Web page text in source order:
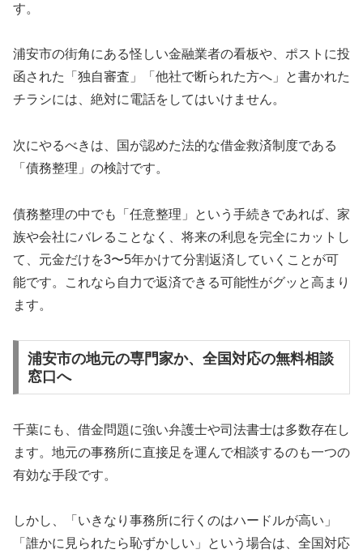
す。
浦安市の街角にある怪しい金融業者の看板や、ポストに投
函された「独自審査」「他社で断られた方へ」と書かれた
チラシには、絶対に電話をしてはいけません。
次にやるべきは、国が認めた法的な借金救済制度である
「債務整理」の検討です。
債務整理の中でも「任意整理」という手続きであれば、家
族や会社にバレることなく、将来の利息を完全にカットし
て、元金だけを3〜5年かけて分割返済していくことが可
能です。これなら自力で返済できる可能性がグッと高まり
ます。
浦安市の地元の専門家か、全国対応の無料相談
窓口へ
千葉にも、借金問題に強い弁護士や司法書士は多数存在し
ます。地元の事務所に直接足を運んで相談するのも一つの
有効な手段です。
しかし、「いきなり事務所に行くのはハードルが高い」
「誰かに見られたら恥ずかしい」という場合は、全国対応